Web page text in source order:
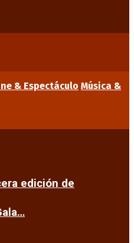
& Espectáculo Música &
edición de